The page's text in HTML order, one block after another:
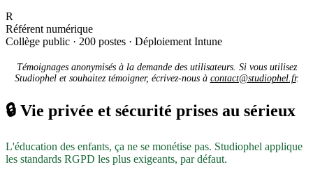
R
Référent numérique
Collège public · 200 postes · Déploiement Intune
Témoignages anonymisés à la demande des utilisateurs. Si vous utilisez
Studiophel et souhaitez témoigner, écrivez-nous à contact@studiophel.fr.
🔒 Vie privée et sécurité prises au sérieux
L'éducation des enfants, ça ne se monétise pas. Studiophel applique
les standards RGPD les plus exigeants, par défaut.